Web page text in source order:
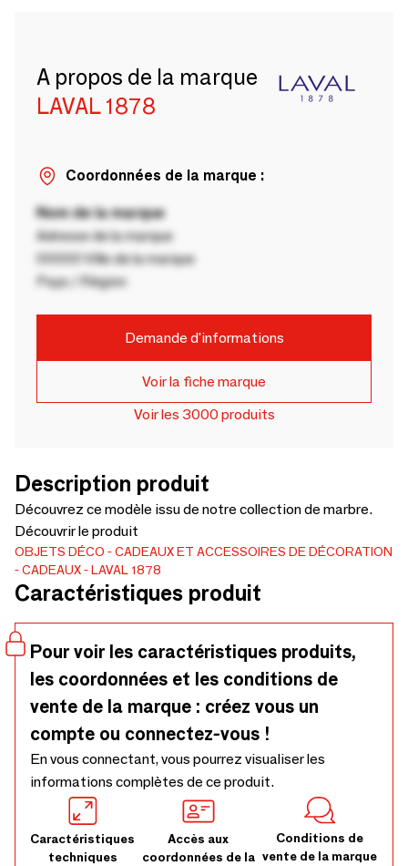
A propos de la marque
LAVAL 1878
Coordonnées de la marque :
Nom de la marque
Adresse de la marque
00000 Ville de la marque
Pays / Région
Demande d'informations
Voir la fiche marque
Voir les 3000 produits
Description produit
Découvrez ce modèle issu de notre collection de marbre.
Découvrir le produit
OBJETS DÉCO
CADEAUX ET ACCESSOIRES DE DÉCORATION
CADEAUX
LAVAL 1878
Caractéristiques produit
Pour voir les caractéristiques produits,
les coordonnées et les conditions de
vente de la marque : créez vous un
compte ou connectez-vous !
En vous connectant, vous pourrez visualiser les
informations complètes de ce produit.
Caractéristiques
techniques
Accès aux
coordonnées de la
Conditions de
vente de la marque